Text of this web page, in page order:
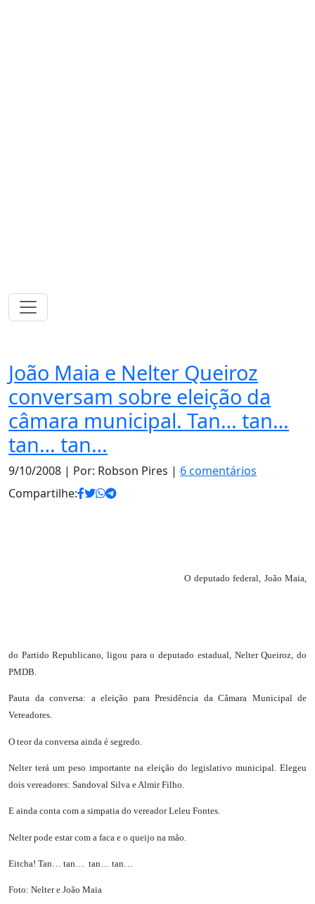
João Maia e Nelter Queiroz
conversam sobre eleição da
câmara municipal. Tan… tan…
tan… tan…
9/10/2008 | Por: Robson Pires | 6 comentários
Compartilhe:
O deputado federal, João Maia,
do Partido Republicano, ligou para o deputado estadual, Nelter Queiroz, do
PMDB.
Pauta da conversa: a eleição para Presidência da Câmara Municipal de
Vereadores.
O teor da conversa ainda é segredo.
Nelter terá um peso importante na eleição do legislativo municipal. Elegeu
dois vereadores: Sandoval Silva e Almir Filho.
E ainda conta com a simpatia do vereador Leleu Fontes.
Nelter pode estar com a faca e o queijo na mão.
Eitcha! Tan… tan… tan… tan…
Foto: Nelter e João Maia